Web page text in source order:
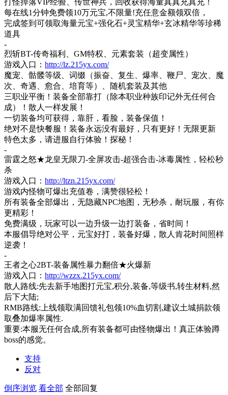
每在线1分钟免费领10万元宝,不限量!充任意金额领双倍，
完成签到可领取海量元宝+强化石+灵宝精华+玄冰精华等珍稀
道具
-
烈斩BT-传奇福利、GM特权、元素套装（超变属性）
游戏入口： http://lz.215yx.com/
魔宠、骷髅等级、词缀（振奋、复生、爆率、鞭尸、宠次、魔
次、奇遇、愈合、培育等）、随机套装及其他
三职业平衡！装备全部靠打（除本职业种族印记外无任何合
成）！散人一样发展！
一切装备均可获得，靠肝，看脸，装备保值！
绝对不是快餐服！装备永远没有最好，只有更好！无限更新
特色太多，请进服自行体验！探秘！
-
雷霆之怒★龙皇无限刀-全屏攻击-超强合击-冰毒属性，轻松秒
杀
游戏入口： http://ltzn.215yx.com/
游戏内怪物可爆出充值卷，满赞很轻松！
所有装备全部爆出，无隐藏NPC地图，无秒杀，耐玩服，有你
更精彩！
免费满级，玩家可以一边升级一边打装备，省时间！
本服倡导绝对公平，元宝好打，装备好爆，散人肯花时间照样
逆袭！
-
王者之心2BT-装备属性暴力翻倍★火爆新
游戏入口： http://wzzx.215yx.com/
散人路线:先去新手地图打元宝,积分,装备,等级书,转生材料,然
后下大陆;
RMB路线:上线领取满回馈礼包领10%血切割,建议土城捐款领
取叠加爆率属性.
重要:本服无任何合成,所有装备都可由怪物爆出！真正体验蹲
boss的感觉。
支持
反对
倒序浏览 看全部 全部回复